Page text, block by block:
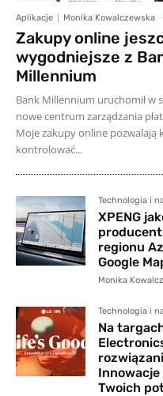
Aplikacje Monika Kowalczewska -
Zakupy online
wygodniejsze z
Millennium
Bank Millennium uruchomił w
nowe centrum zarządzania
Moje zakupy online pozwalają
kontrolować...
Technologia i
XPENG
regionu
Google
Monika
Technologia i
Na
Twoich